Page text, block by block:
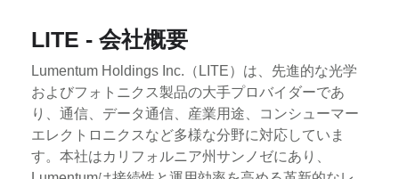
LITE - 会社概要
Lumentum Holdings Inc.（LITE）は、先進的な光学
およびフォトニクス製品の大手プロバイダーであ
り、通信、データ通信、産業用途、コンシューマー
エレクトロニクスなど多様な分野に対応していま
す。本社はカリフォルニア州サンノゼにあり、